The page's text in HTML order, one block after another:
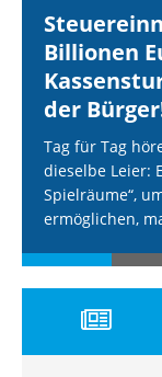
Billionen
der
Tag für Tag
dieselbe Leier:
Spielräume“,
ermöglichen,